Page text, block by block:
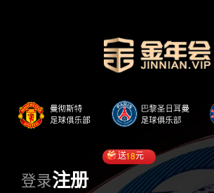
登录注册
送18元